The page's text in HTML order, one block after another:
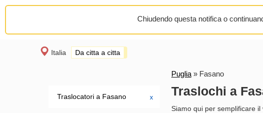
Chiudendo questa notifica o
Italia Da citta a citta
Traslocatori a Fasano х
Puglia » Fasano
Traslochi a
Siamo qui per semplificare